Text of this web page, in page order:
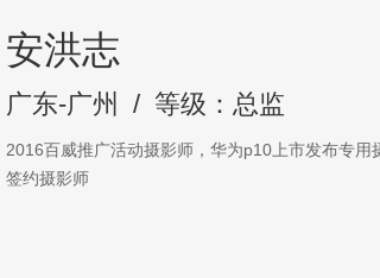
安洪志
广东-广州 / 等级：总监
2016百威推广活动摄影师，华为p10上市发布专
签约摄影师